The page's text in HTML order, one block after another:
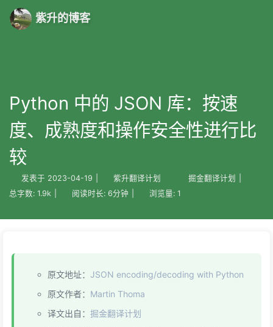
紫升的博客
Python 中的 JSON 库：按速
度、成熟度和操作安全性进行比
较
发表于 2023-04-19 紫升翻译计划 掘金翻译计划
总字数: 1.9k 阅读时长: 6分钟 浏览量: 1
原文地址： JSON encoding/decoding with Python
原文作者： Martin Thoma
译文出自： 掘金翻译计划